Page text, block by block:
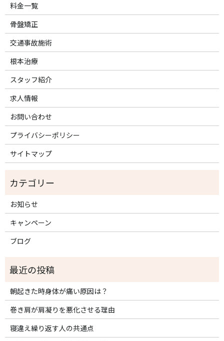
料金一覧
骨盤矯正
交通事故施術
根本治療
スタッフ紹介
求人情報
お問い合わせ
プライバシーポリシー
サイトマップ
お知らせ
キャンペーン
ブログ
朝起きた時身体が痛い原因は？
巻き肩が肩凝りを悪化させる理由
寝違え繰り返す人の共通点